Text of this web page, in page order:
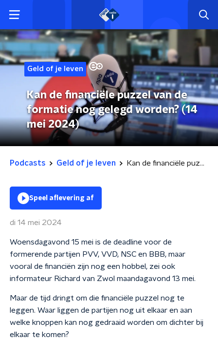
Geld of je leven
Kan de financiële puzzel van de
formatie nog gelegd worden? (14
mei 2024)
Podcasts Geld of je leven Kan de financiële puzzel van de formatie nog gelegd worden? (14 mei 2024)
Speel aflevering af
di 14 mei 2024
Woensdagavond 15 mei is de deadline voor de
formerende partijen PVV, VVD, NSC en BBB, maar
vooral de financiën zijn nog een hobbel, zei ook
informateur Richard van Zwol maandagavond 13 mei.
Maar de tijd dringt om die financiële puzzel nog te
leggen. Waar liggen de partijen nog uit elkaar en aan
welke knoppen kan nog gedraaid worden om dichter bij
elkaar te komen?